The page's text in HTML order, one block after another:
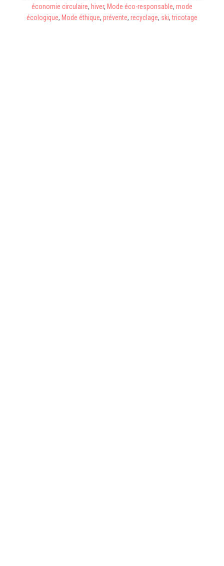
économie circulaire, hiver, Mode éco-responsable, mode
écologique, Mode éthique, prévente, recyclage, ski,tricotage